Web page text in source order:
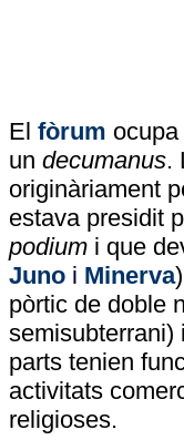
El fòrum
un decumanus.
originàriament
estava presidit
podium i que
Juno i Minerva
pòrtic de doble
semisubterrani)
parts tenien
activitats
religioses.